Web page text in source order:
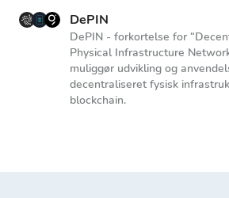
DePIN
DePIN - forkortelse for
Physical Infrastructure
muliggør udvikling og
decentraliseret fysisk
blockchain.